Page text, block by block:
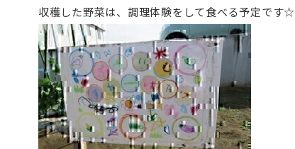
収穫した野菜は、調理体験をして食べる予定です☆